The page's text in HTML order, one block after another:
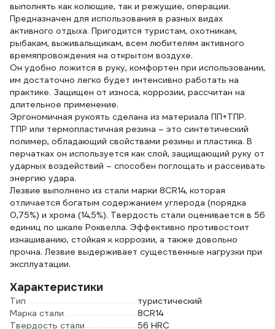
выполнять как колющие, так и режущие, операции.
Предназначен для использования в разных видах
активного отдыха. Пригодится туристам, охотникам,
рыбакам, выживальщикам, всем любителям активного
времяпровождения на открытом воздухе.
Он удобно ложится в руку, комфортен при использовании,
им достаточно легко будет интенсивно работать на
практике. Защищен от износа, коррозии, рассчитан на
длительное применение.
Эргономичная рукоять сделана из материала ПП+ТПР.
ТПР или термопластичная резина – это синтетический
полимер, обладающий свойствами резины и пластика. В
перчатках он используется как слой, защищающий руку от
ударных воздействий – способен поглощать и рассеивать
энергию удара.
Лезвие выполнено из стали марки 8CR14, которая
отличается богатым содержанием углерода (порядка
0,75%) и хрома (14,5%). Твердость стали оценивается в 56
единиц по шкале Роквелла. Эффективно противостоит
изнашиванию, стойкая к коррозии, а также довольно
прочна. Лезвие выдерживает существенные нагрузки при
эксплуатации.
Характеристики
Тип
туристический
Марка стали
8CR14
Твердость стали
56 HRC